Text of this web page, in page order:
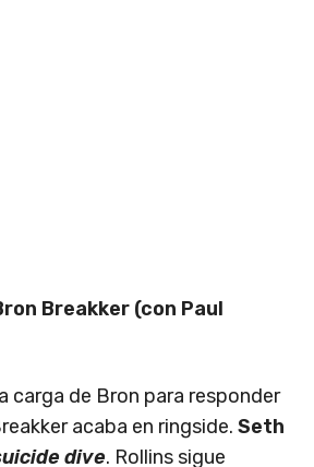
Breakker (con Paul
carga de Bron para responder
acaba en ringside. Seth
dive. Rollins sigue